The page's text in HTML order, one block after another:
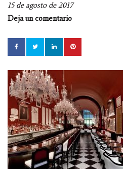
15 de agosto de 2017
Deja un comentario